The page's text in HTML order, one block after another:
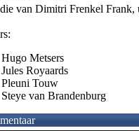
van Dimitri Frenkel Frank,
Hugo Metsers
Jules Royaards
Pleuni Touw
Steye van Brandenburg